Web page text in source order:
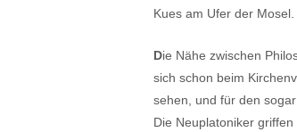
Kues am Ufer der Mosel.
Die Nähe zwischen
sich schon beim
sehen, und für den
Die Neuplatoniker